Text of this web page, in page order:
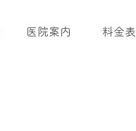
医院案内 料金表